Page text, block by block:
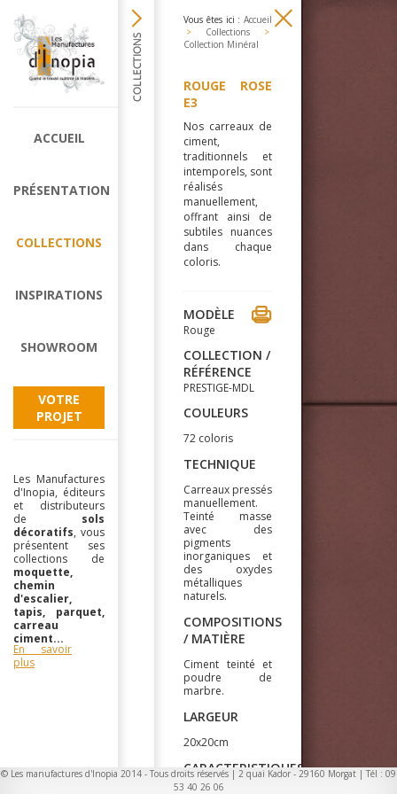
ACCUEIL
PRÉSENTATION
COLLECTIONS
INSPIRATIONS
SHOWROOM
VOTRE
PROJET
Les Manufactures
d'Inopia, éditeurs
et distributeurs
de sols
décoratifs, vous
présentent ses
collections de
moquette,
chemin
d'escalier,
tapis, parquet,
carreau
ciment...
En savoir
plus
Vous êtes ici : Accueil
>
Collections
>
Collection Minéral
ROUGE ROSE
E3
Nos carreaux de
ciment,
traditionnels et
intemporels, sont
réalisés
manuellement,
offrant ainsi de
subtiles nuances
dans chaque
coloris.
MODÈLE
Rouge
COLLECTION /
RÉFÉRENCE
PRESTIGE-MDL
COULEURS
72 coloris
TECHNIQUE
Carreaux pressés
manuellement.
Teinté masse
avec des
pigments
inorganiques et
des oxydes
métalliques
naturels.
COMPOSITIONS
/ MATIÈRE
Ciment teinté et
poudre de
marbre.
LARGEUR
20x20cm
CARACTERISTIQUES
/
© Les manufactures d'Inopia 2014 - Tous droits réservés | 2 quai Kador - 29160 Morgat | Tél : 09
53 40 26 06